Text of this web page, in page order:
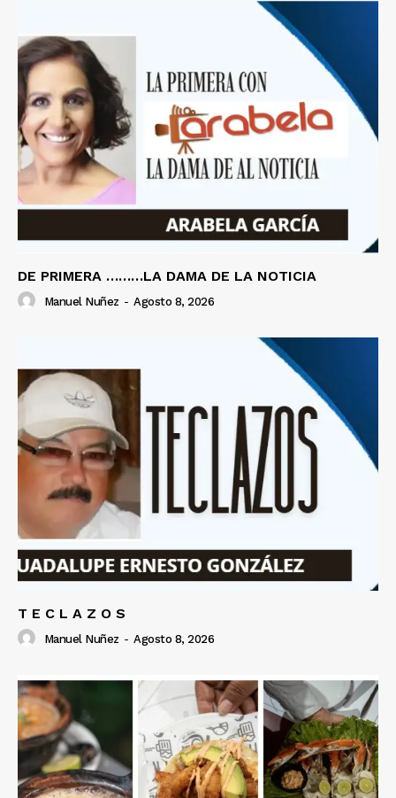
DE PRIMERA ………LA DAMA DE LA NOTICIA
Manuel Nuñez - Agosto 8, 2026
T E C L A Z O S
Manuel Nuñez - Agosto 8, 2026